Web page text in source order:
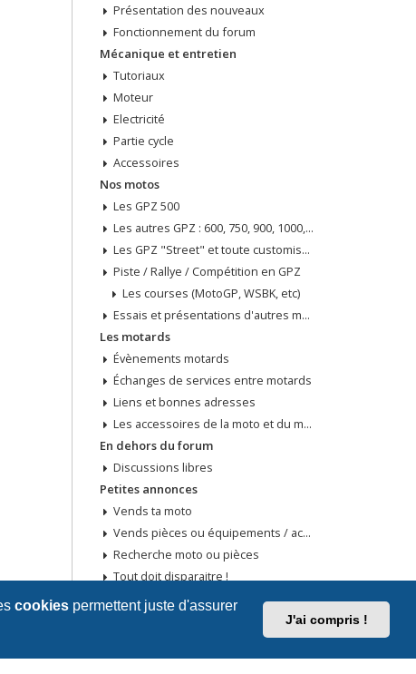
cookiespermettent juste d'assurer
J'ai compris !
Présentation des nouveaux
Fonctionnement du forum
Mécanique et entretien
Tutoriaux
Moteur
Electricité
Partie cycle
Accessoires
Nos motos
Les GPZ 500
Les autres GPZ : 600, 750, 900, 1000, 1100, etc...
Les GPZ "Street" et toute customisation
Piste / Rallye / Compétition en GPZ
Les courses (MotoGP, WSBK, etc)
Essais et présentations d'autres modèles
Les motards
Évènements motards
Échanges de services entre motards
Liens et bonnes adresses
Les accessoires de la moto et du motard
En dehors du forum
Discussions libres
Petites annonces
Vends ta moto
Vends pièces ou équipements / accessoires du motard
Recherche moto ou pièces
Tout doit disparaitre !
Fuseau horaire surUTC+02:00